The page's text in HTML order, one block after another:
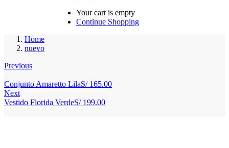
Your cart is empty
Continue Shopping
Home
nuevo
Previous
Conjunto Amaretto LilaS/165.00
Next
Vestido Florida VerdeS/199.00